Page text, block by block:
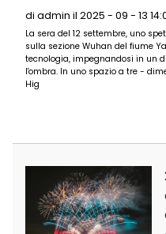
di admin il 2025 - 09
Alle 21:00 del 13
esposizioni per fuochi
acque dalla Torre